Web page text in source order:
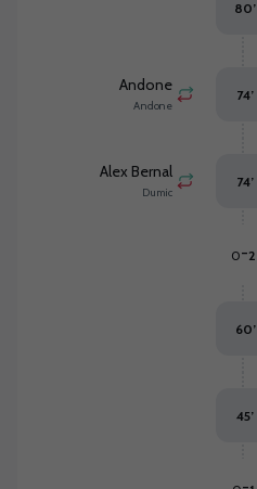
80’
Andone
Andone
74’
Alex Bernal
Dumic
74’
0-2
60’
45’